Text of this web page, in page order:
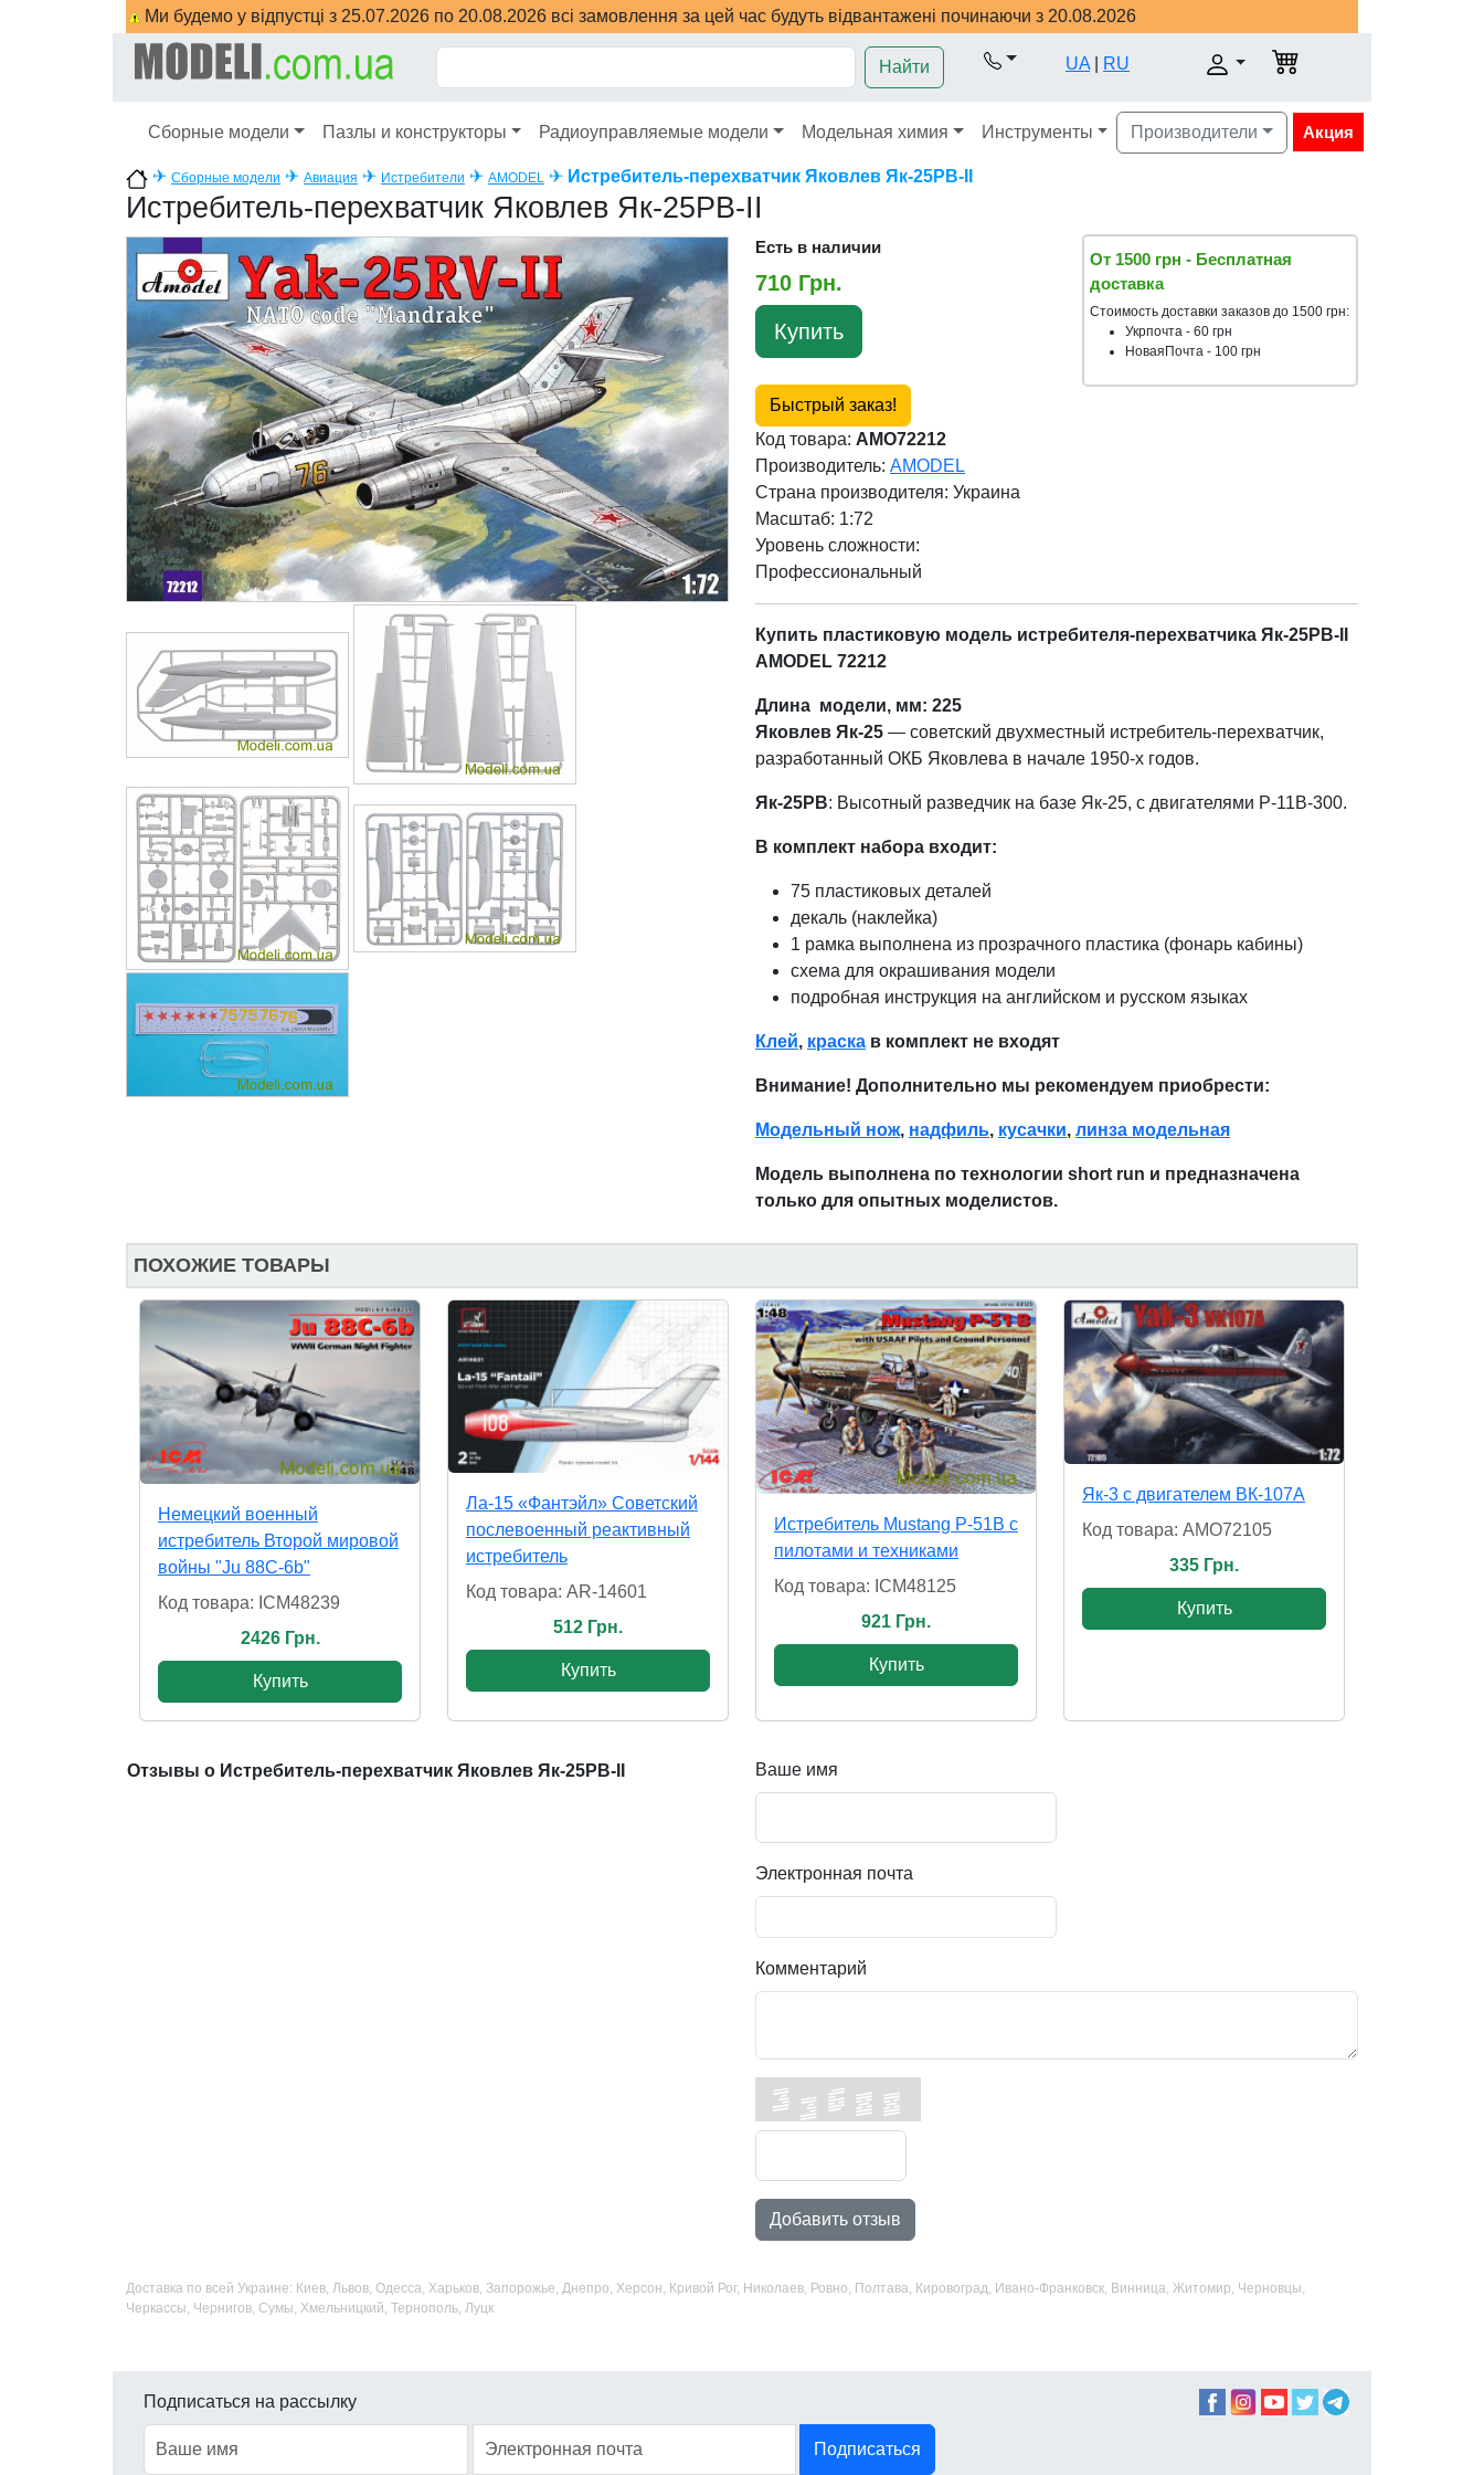
Ми будемо у відпустці з 25.07.2026 по 20.08.2026 всі замовлення за цей час будуть відвантажені починаючи з 20.08.2026
Найти UA RU
Сборные модели Пазлы и конструкторы Радиоуправляемые модели Модельная химия Инструменты Производители Акция
✈ Сборные модели ✈ Авиация ✈ Истребители ✈ AMODEL ✈ Истребитель-перехватчик Яковлев Як-25РВ-II
Истребитель-перехватчик Яковлев Як-25РВ-II
Есть в наличии
710 Грн.
Купить
Быстрый заказ!
Код товара: AMO72212
Производитель: AMODEL
Страна производителя: Украина
Масштаб: 1:72
Уровень сложности:
Профессиональный
От 1500 грн - Бесплатная
доставка
Стоимость доставки заказов до 1500 грн:
Укрпочта - 60 грн
НоваяПочта - 100 грн
Купить пластиковую модель истребителя-перехватчика Як-25РВ-II
AMODEL 72212
Длина модели, мм: 225
Яковлев Як-25 — советский двухместный истребитель-перехватчик,
разработанный ОКБ Яковлева в начале 1950-х годов.
Як-25РВ: Высотный разведчик на базе Як-25, с двигателями Р-11В-300.
В комплект набора входит:
75 пластиковых деталей
декаль (наклейка)
1 рамка выполнена из прозрачного пластика (фонарь кабины)
схема для окрашивания модели
подробная инструкция на английском и русском языках
Клей, краска в комплект не входят
Внимание! Дополнительно мы рекомендуем приобрести:
Модельный нож, надфиль, кусачки, линза модельная
Модель выполнена по технологии short run и предназначена
только для опытных моделистов.
ПОХОЖИЕ ТОВАРЫ
Немецкий военный
истребитель Второй мировой
войны "Ju 88С-6b"
Код товара: ICM48239
2426 Грн.
Купить
Ла-15 «Фантэйл» Советский
послевоенный реактивный
истребитель
Код товара: AR-14601
512 Грн.
Купить
Истребитель Mustang P-51B с
пилотами и техниками
Код товара: ICM48125
921 Грн.
Купить
Як-3 с двигателем ВК-107А
Код товара: AMO72105
335 Грн.
Купить
Отзывы о Истребитель-перехватчик Яковлев Як-25РВ-II Ваше имя
Электронная почта
Комментарий
Добавить отзыв
Доставка по всей Украине: Киев, Львов, Одесса, Харьков, Запорожье, Днепро, Херсон, Кривой Рог, Николаев, Ровно, Полтава, Кировоград, Ивано-Франковск, Винница, Житомир, Черновцы,
Черкассы, Чернигов, Сумы, Хмельницкий, Тернополь, Луцк
Подписаться на рассылку
Подписаться